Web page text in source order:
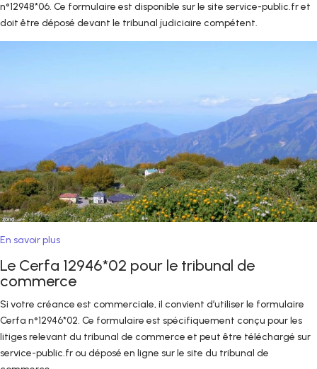
n°12948*06. Ce formulaire est disponible sur le site service-public.fr et
doit être déposé devant le tribunal judiciaire compétent.
En savoir plus
Le Cerfa 12946*02 pour le tribunal de
commerce
Si votre créance est commerciale, il convient d’utiliser le formulaire
Cerfa n°12946*02. Ce formulaire est spécifiquement conçu pour les
litiges relevant du tribunal de commerce et peut être téléchargé sur
service-public.fr ou déposé en ligne sur le site du tribunal de